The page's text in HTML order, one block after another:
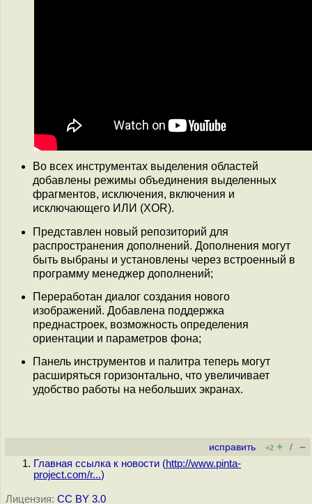
Во всех инструментах выделения областей
добавлены режимы объединения выделенных
фрагментов, исключения, включения и
исключающего ИЛИ (XOR).
Представлен новый репозиторий для
распространения дополнений. Дополнения могут
быть выбраны и установлены через встроенный в
программу менеджер дополнений;
Переработан диалог создания нового
изображений. Добавлена поддержка
преднастроек, возможность определения
ориентации и параметров фона;
Панель инструментов и палитра теперь могут
расширяться горизонтально, что увеличивает
удобство работы на небольших экранах.
исправить +2 + / –
Главная ссылка к новости (http://www.pinta-
project.com/r...)
Лицензия: CC BY 3.0